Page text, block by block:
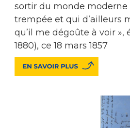
sortir du monde moderne
trempée et qui d’ailleurs
qu’il me dégoûte à voir »,
1880), ce 18 mars 1857